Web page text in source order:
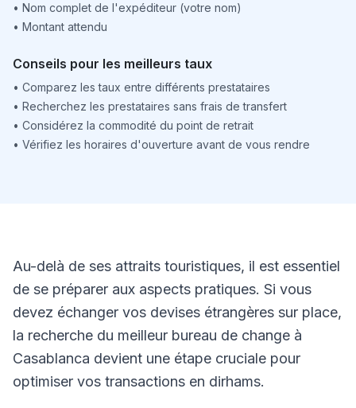
• Nom complet de l'expéditeur (votre nom)
• Montant attendu
Conseils pour les meilleurs taux
• Comparez les taux entre différents prestataires
• Recherchez les prestataires sans frais de transfert
• Considérez la commodité du point de retrait
• Vérifiez les horaires d'ouverture avant de vous rendre
Au-delà de ses attraits touristiques, il est essentiel
de se préparer aux aspects pratiques. Si vous
devez échanger vos devises étrangères sur place,
la recherche du meilleur bureau de change à
Casablanca devient une étape cruciale pour
optimiser vos transactions en dirhams.